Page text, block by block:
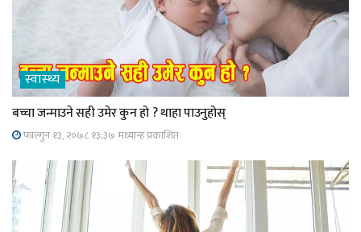
स्वास्थ्य
बच्चा जन्माउने सही उमेर कुन हो ? थाहा पाउनुहोस्
फाल्गुन १३, २०७८ १३;३७ मध्यान्ह प्रकाशित